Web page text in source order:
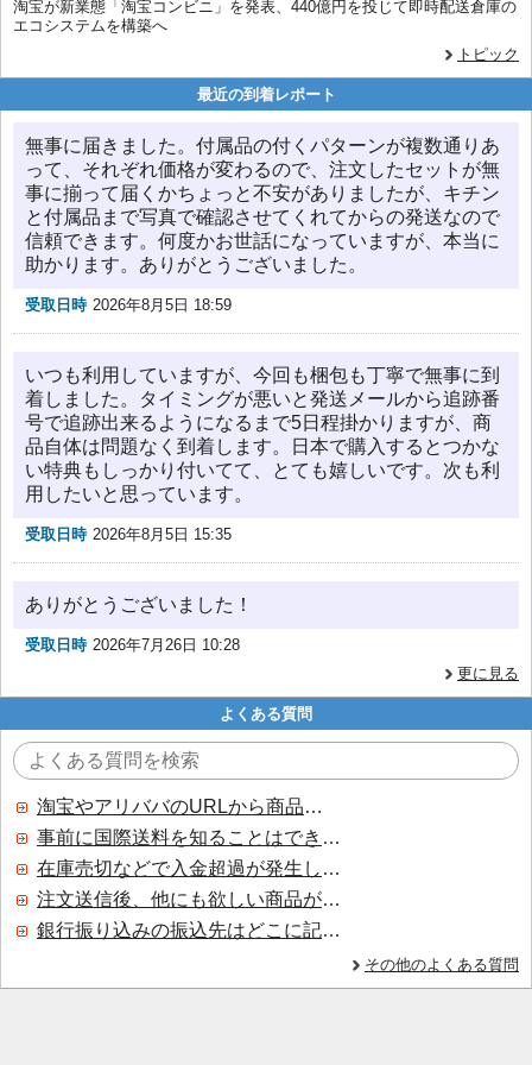
淘宝が新業態「淘宝コンビニ」を発表、440億円を投じて即時配送倉庫の
エコシステムを構築へ
トピック
最近の到着レポート
無事に届きました。付属品の付くパターンが複数通りあ
って、それぞれ価格が変わるので、注文したセットが無
事に揃って届くかちょっと不安がありましたが、キチン
と付属品まで写真で確認させてくれてからの発送なので
信頼できます。何度かお世話になっていますが、本当に
助かります。ありがとうございました。
受取日時 2026年8月5日 18:59
いつも利用していますが、今回も梱包も丁寧で無事に到
着しました。タイミングが悪いと発送メールから追跡番
号で追跡出来るようになるまで5日程掛かりますが、商
品自体は問題なく到着します。日本で購入するとつかな
い特典もしっかり付いてて、とても嬉しいです。次も利
用したいと思っています。
受取日時 2026年8月5日 15:35
ありがとうございました！
受取日時 2026年7月26日 10:28
更に見る
よくある質問
淘宝やアリババのURLから商品を探すことはできますか？
事前に国際送料を知ることはできますか？
在庫売切などで入金超過が発生した場合はいつ返金されますか？
注文送信後、他にも欲しい商品が見つかった場合、追加注文できますか？
銀行振り込みの振込先はどこに記載されていますか？
その他のよくある質問